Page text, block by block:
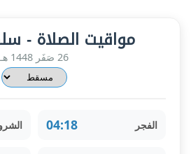
مواقيت الصلاة -
26 صَفَر 1448 هـ
الفجر 04:18